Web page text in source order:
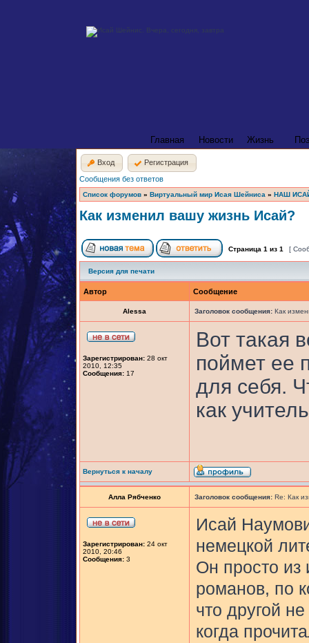
Главная Новости Жизнь
Вход
Регистрация
Сообщения без ответов
Список форумов » Виртуальный мир Исая Шейниса » НАШ
Как изменил вашу жизнь Исай?
Страница 1 из 1 [
Версия для печати
Автор Сообщение
Alessa Заголовок сообщения: Как
Зарегистрирован: 28 окт
2010, 12:35
Сообщения: 17
Вот такая
поймет ее
для себя.
как
Вернуться к началу
Алла Рябченко Заголовок сообщения: Re: Как
Зарегистрирован: 24 окт
2010, 20:46
Сообщения: 3
Исай
немецкой
Он просто из
романов, по
что другой
когда